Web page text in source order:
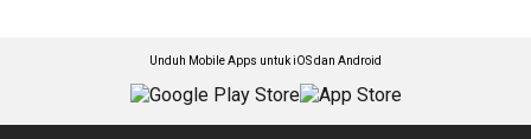
Unduh Mobile Apps untuk iOS dan Android